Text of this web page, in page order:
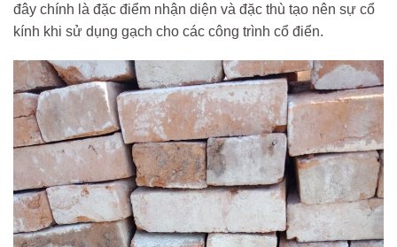
đây chính là đặc điểm nhận diện và đặc thù tạo nên sự cổ
kính khi sử dụng gạch cho các công trình cổ điển.